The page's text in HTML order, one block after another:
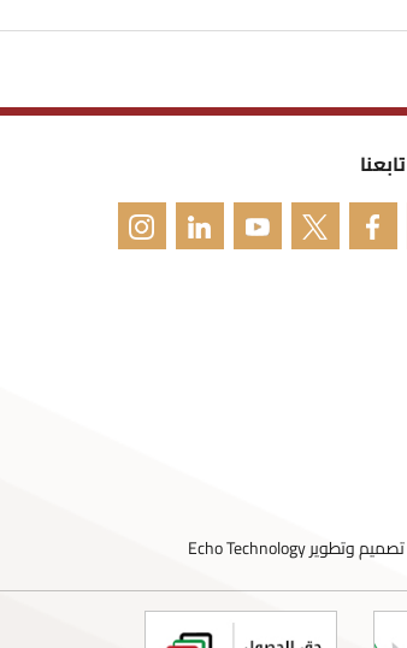
تابعنا
تصميم وتطويرEcho Technology